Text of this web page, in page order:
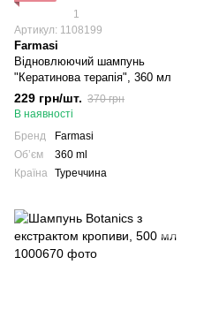
1
Артикул: 1108199
Farmasi
Відновлюючий шампунь
"Кератинова терапія", 360 мл
229 грн/шт. 370 грн
В наявності
Бренд
Farmasi
Обʼєм
360 ml
Країна
Туреччина